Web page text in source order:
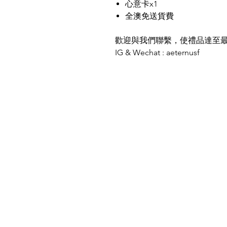
心意卡x1
全澳免送貨費
歡迎與我們聯繫，使禮品達至
IG & Wechat : aeternusf